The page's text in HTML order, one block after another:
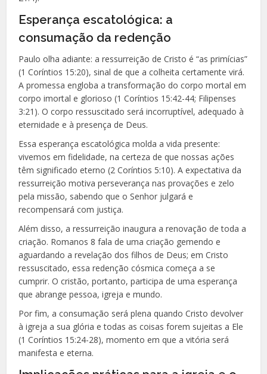
Esperança escatológica: a
consumação da redenção
Paulo olha adiante: a ressurreição de Cristo é “as primícias”
(1 Coríntios 15:20), sinal de que a colheita certamente virá.
A promessa engloba a transformação do corpo mortal em
corpo imortal e glorioso (1 Coríntios 15:42-44; Filipenses
3:21). O corpo ressuscitado será incorruptível, adequado à
eternidade e à presença de Deus.
Essa esperança escatológica molda a vida presente:
vivemos em fidelidade, na certeza de que nossas ações
têm significado eterno (2 Coríntios 5:10). A expectativa da
ressurreição motiva perseverança nas provações e zelo
pela missão, sabendo que o Senhor julgará e
recompensará com justiça.
Além disso, a ressurreição inaugura a renovação de toda a
criação. Romanos 8 fala de uma criação gemendo e
aguardando a revelação dos filhos de Deus; em Cristo
ressuscitado, essa redenção cósmica começa a se
cumprir. O cristão, portanto, participa de uma esperança
que abrange pessoa, igreja e mundo.
Por fim, a consumação será plena quando Cristo devolver
à igreja a sua glória e todas as coisas forem sujeitas a Ele
(1 Coríntios 15:24-28), momento em que a vitória será
manifesta e eterna.